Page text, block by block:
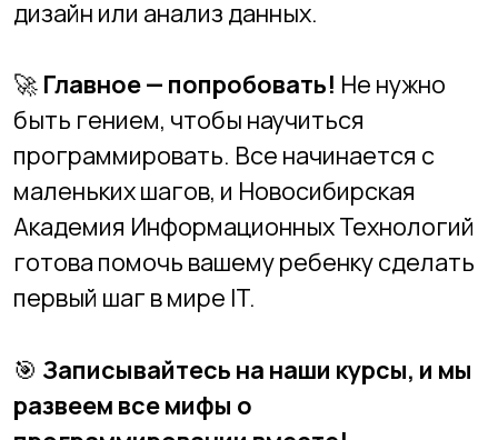
ребёнка в IT с 7 до 17 лет
+7 (383) 227-87-08
+7 (383) 299-45-52
2994552@mail.ru